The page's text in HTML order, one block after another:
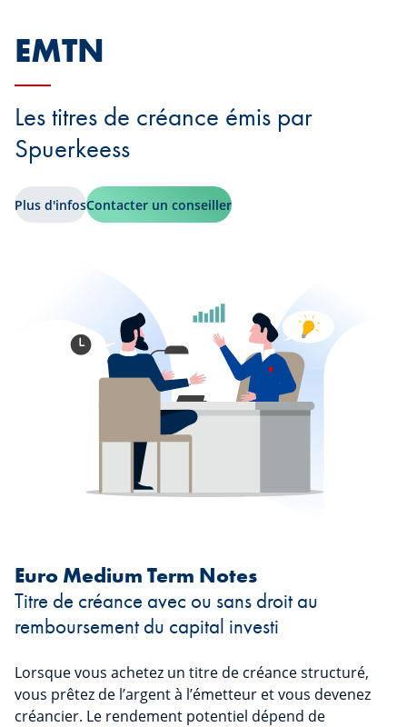
EMTN
Les titres de créance émis par
Spuerkeess
Plus d'infosContacter un conseiller
Euro Medium Term Notes
Titre de créance avec ou sans droit au
remboursement du capital investi
Lorsque vous achetez un titre de créance structuré,
vous prêtez de l’argent à l’émetteur et vous devenez
créancier. Le rendement potentiel dépend de